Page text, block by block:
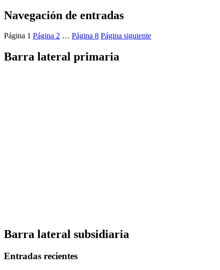
Navegación de entradas
Página 1 Página 2 … Página 8 Página siguiente
Barra lateral primaria
Barra lateral subsidiaria
Entradas recientes